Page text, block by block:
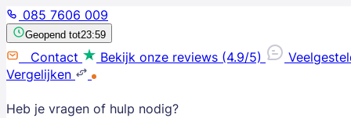
085 7606 009
Geopend tot23:59
Contact Bekijk onze reviews (4.9/5)
Vergelijken
Heb je vragen of hulp nodig?